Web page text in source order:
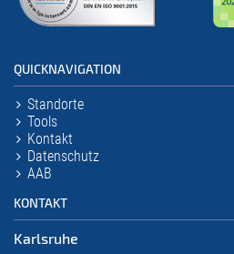
QUICKNAVIGATION
Standorte
Tools
Kontakt
Datenschutz
AAB
KONTAKT
Karlsruhe